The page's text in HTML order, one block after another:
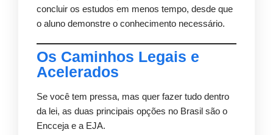
concluir os estudos em menos tempo, desde que
o aluno demonstre o conhecimento necessário.
Os Caminhos Legais e
Acelerados
Se você tem pressa, mas quer fazer tudo dentro
da lei, as duas principais opções no Brasil são o
Encceja e a EJA.